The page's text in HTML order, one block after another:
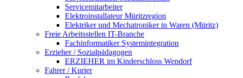
Servicemitarbeiter
Elektroinstallateur Müritzregion
Elektriker und Mechatroniker in Waren (Müritz)
Freie Arbeitsstellen IT-Branche
Fachinformatiker Systemintegration
Erzieher / Sozialpädagogen
ERZIEHER im Kinderschloss Wendorf
Fahrer / Kurier